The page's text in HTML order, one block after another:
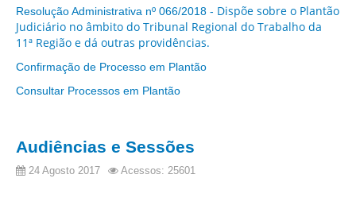
Varas do Trabalho
Juízes Manaus
Juízes Roraima
Juízes Interior
Diretores
Resolução Administrativa nº 066/2018 - Dispõe sobre o Plantão
Judiciário no âmbito do Tribunal Regional do Trabalho da
11ª Região e dá outras providências.
Confirmação de Processo em Plantão
Consultar Processos em Plantão
Audiências e Sessões
24 Agosto 2017 Acessos: 25601